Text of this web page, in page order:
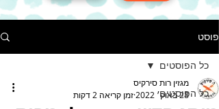
פוסט
כל הפוסטים
כל הפוסטים
מגזין רות סירקיס
28 באוק׳ 2022
זמן קריאה 2 דקות